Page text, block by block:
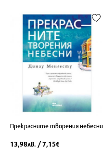
Прекрасните творения небесни
13,98лв. / 7,15€